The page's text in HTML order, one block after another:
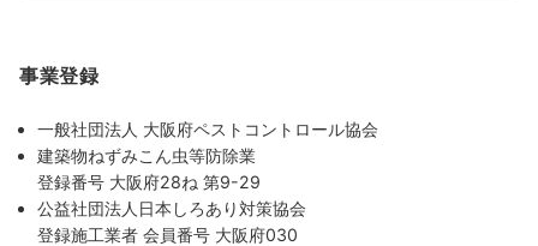
事業登録
一般社団法人 大阪府ペストコントロール協会
建築物ねずみこん虫等防除業
登録番号 大阪府28ね 第9-29
公益社団法人日本しろあり対策協会
登録施工業者 会員番号 大阪府030